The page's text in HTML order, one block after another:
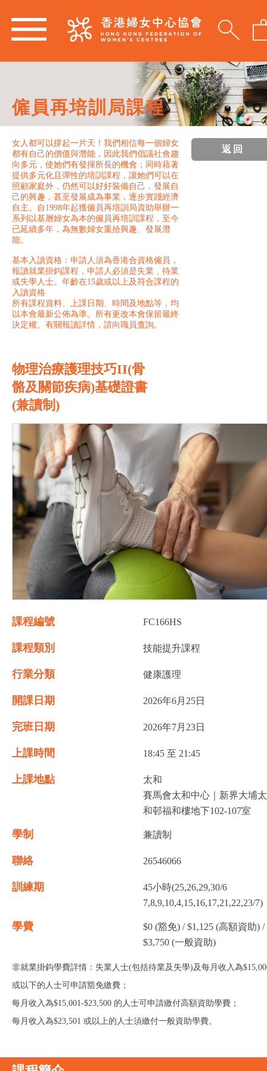
僱員再培訓局課程
女人都可以撐起一片天！我們相信每一個婦女
都有自己的價值與潛能，因此我們倡議社會趨
向多元，使她們有發揮所長的機會；同時藉著
提供多元化且彈性的培訓課程，讓她們可以在
照顧家庭外，仍然可以好好裝備自己，發展自
己的興趣，甚至發展成為事業，逐步實踐經濟
自主。自1998年起獲僱員再培訓局資助舉辦一
系列以基層婦女為本的僱員再培訓課程，至今
已延續多年，為無數婦女重拾興趣、發展潛
能。
基本入讀資格：申請人須為香港合資格僱員，
報讀就業掛鈎課程，申請人必須是失業﹑待業
或失學人士。年齡在15歲或以上及符合課程的
入讀資格
所有課程資料、上課日期、時間及地點等，均
以本會最新公佈為準。所有更改本會保留最終
決定權。有關報讀詳情，請向職員查詢。
返回
物理治療護理技巧II(骨
骼及關節疾病)基礎證書
(兼讀制)
課程編號 FC166HS
課程類別 技能提升課程
行業分類 健康護理
開課日期 2026年6月25日
完班日期 2026年7月23日
上課時間 18:45 至 21:45
上課地點
太和
賽馬會太和中心｜新界大埔太
和邨福和樓地下102-107室
學制 兼讀制
聯絡 26546066
訓練期
45小時(25,26,29,30/6
7,8,9,10,4,15,16,17,21,22,23/7)
學費
$0 (豁免) / $1,125 (高額資助) /
$3,750 (一般資助)
非就業掛鈎學費詳情：失業人士(包括待業及失學)及每月收入為
或以下的人士可申請豁免繳費；
每月收入為$15,001-$23,500 的人士可申請繳付高額資助學費；
每月收入為$23,501 或以上的人士須繳付一般資助學費。